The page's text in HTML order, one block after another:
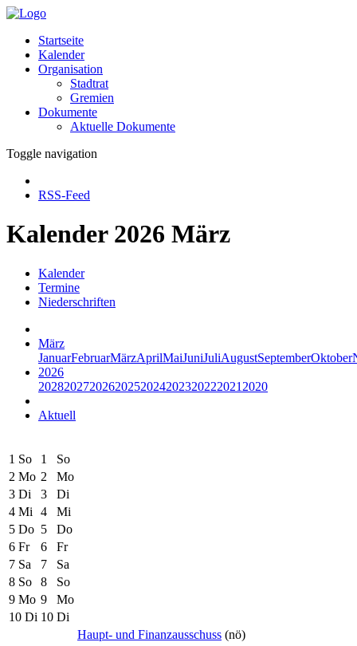
Startseite
Kalender
Organisation
Stadtrat
Gremien
Dokumente
Aktuelle Dokumente
Toggle navigation
RSS-Feed
Kalender 2026 März
Kalender
Termine
Niederschriften
März
JanuarFebruarMärzAprilMaiJuniJuliAugustSeptemberOktober
2026
20282027202620252024202320222021 2020
Aktuell
1 So 1
So
2 Mo 2
Mo
3 Di 3
Di
4 Mi 4
Mi
5 Do 5
Do
6 Fr 6
Fr
7 Sa 7
Sa
8 So 8
So
9 Mo 9
Mo
10 Di 10 Di
Haupt- und Finanzausschuss (nö)